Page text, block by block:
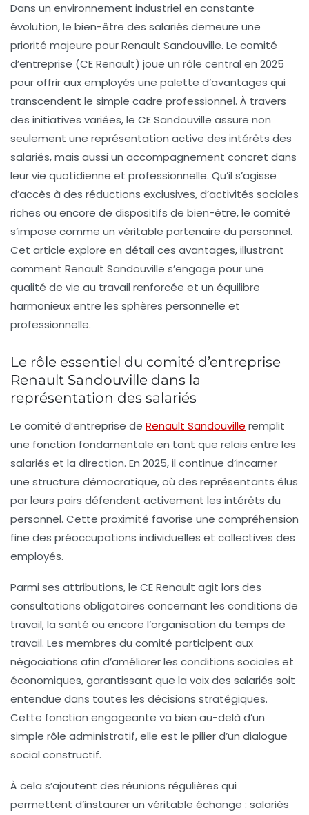
Dans un environnement industriel en constante
évolution, le bien-être des salariés demeure une
priorité majeure pour Renault Sandouville. Le comité
d’entreprise (CE Renault) joue un rôle central en 2025
pour offrir aux employés une palette d’avantages qui
transcendent le simple cadre professionnel. À travers
des initiatives variées, le CE Sandouville assure non
seulement une représentation active des intérêts des
salariés, mais aussi un accompagnement concret dans
leur vie quotidienne et professionnelle. Qu’il s’agisse
d’accès à des réductions exclusives, d’activités sociales
riches ou encore de dispositifs de bien-être, le comité
s’impose comme un véritable partenaire du personnel.
Cet article explore en détail ces avantages, illustrant
comment Renault Sandouville s’engage pour une
qualité de vie au travail renforcée et un équilibre
harmonieux entre les sphères personnelle et
professionnelle.
Le rôle essentiel du comité d’entreprise
Renault Sandouville dans la
représentation des salariés
Le comité d’entreprise de Renault Sandouville remplit
une fonction fondamentale en tant que relais entre les
salariés et la direction. En 2025, il continue d’incarner
une structure démocratique, où des représentants élus
par leurs pairs défendent activement les intérêts du
personnel. Cette proximité favorise une compréhension
fine des préoccupations individuelles et collectives des
employés.
Parmi ses attributions, le CE Renault agit lors des
consultations obligatoires concernant les conditions de
travail, la santé ou encore l’organisation du temps de
travail. Les membres du comité participent aux
négociations afin d’améliorer les conditions sociales et
économiques, garantissant que la voix des salariés soit
entendue dans toutes les décisions stratégiques.
Cette fonction engageante va bien au-delà d’un
simple rôle administratif, elle est le pilier d’un dialogue
social constructif.
À cela s’ajoutent des réunions régulières qui
permettent d’instaurer un véritable échange : salariés